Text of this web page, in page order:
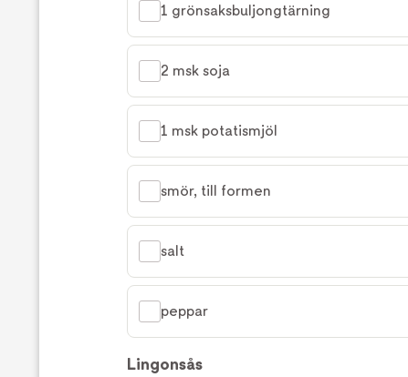
1 grönsaksbuljongtärning
2 msk soja
1 msk potatismjöl
smör, till formen
salt
peppar
Lingonsås